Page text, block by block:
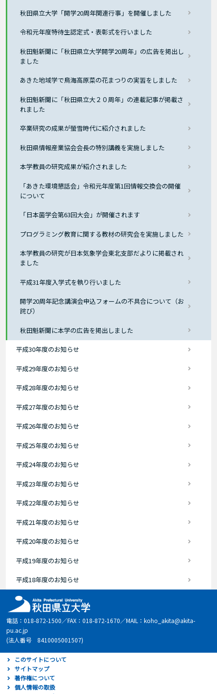
秋田県立大学「開学20周年関連行事」を開催しました
令和元年度特待生認定式・表彰式を行いました
秋田魁新聞に「秋田県立大学開学20周年」の広告を掲出し
ました
あきた地域学で鳥海高原菜の花まつりの実習をしました
秋田魁新聞に「秋田県立大２０周年」の連載記事が掲載さ
れました
卒業研究の成果が螢雪時代に紹介されました
秋田県情報産業協会会長の特別講義を実施しました
本学教員の研究成果が紹介されました
「あきた環境懇話会」令和元年度第1回情報交換会の開催
について
「日本菌学会第63回大会」が開催されます
プログラミング教育に関する教材の研究会を実施しました
本学教員の研究が日本気象学会東北支部だよりに掲載され
ました
平成31年度入学式を執り行いました
開学20周年記念講演会申込フォームの不具合について（お
詫び）
秋田魁新聞に本学の広告を掲出しました
平成30年度のお知らせ
平成29年度のお知らせ
平成28年度のお知らせ
平成27年度のお知らせ
平成26年度のお知らせ
平成25年度のお知らせ
平成24年度のお知らせ
平成23年度のお知らせ
平成22年度のお知らせ
平成21年度のお知らせ
平成20年度のお知らせ
平成19年度のお知らせ
平成18年度のお知らせ
電話：018-872-1500／FAX：018-872-1670／MAIL：koho_akita@akita-
pu.ac.jp
(法人番号 8410005001507)
このサイトについて
サイトマップ
著作権について
個人情報の取扱